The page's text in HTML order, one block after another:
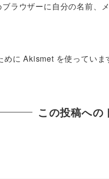
ラウザーに自分の名前、
に Akismet を使っていま
この投稿への